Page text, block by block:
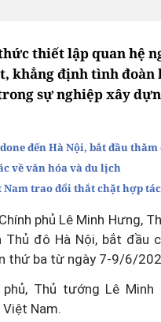
thiết lập quan hệ
khẳng định tình
sự nghiệp xây
đến Hà Nội, bắt đầu
về văn hóa và du lịch
trao đổi thắt chặt hợp
phủ Lê Minh Hưng,
Thủ đô Hà Nội, bắt
thứ ba từ ngày 7-9/6/
Thủ tướng Lê
Nam.